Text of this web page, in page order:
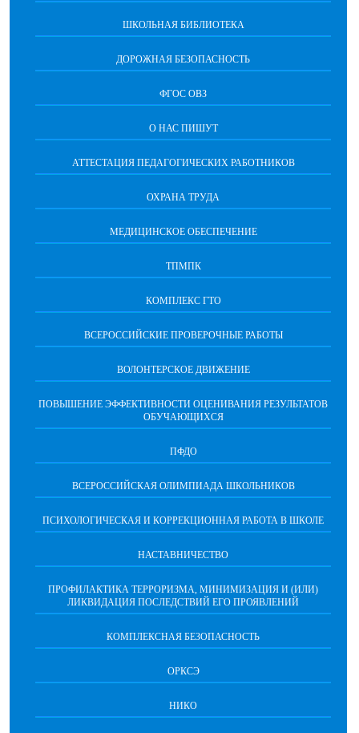
ШКОЛЬНАЯ БИБЛИОТЕКА
ДОРОЖНАЯ БЕЗОПАСНОСТЬ
ФГОС ОВЗ
О НАС ПИШУТ
АТТЕСТАЦИЯ ПЕДАГОГИЧЕСКИХ РАБОТНИКОВ
ОХРАНА ТРУДА
МЕДИЦИНСКОЕ ОБЕСПЕЧЕНИЕ
ТПМПК
КОМПЛЕКС ГТО
ВСЕРОССИЙСКИЕ ПРОВЕРОЧНЫЕ РАБОТЫ
ВОЛОНТЕРСКОЕ ДВИЖЕНИЕ
ПОВЫШЕНИЕ ЭФФЕКТИВНОСТИ ОЦЕНИВАНИЯ РЕЗУЛЬТАТОВ
ОБУЧАЮЩИХСЯ
ПФДО
ВСЕРОССИЙСКАЯ ОЛИМПИАДА ШКОЛЬНИКОВ
ПСИХОЛОГИЧЕСКАЯ И КОРРЕКЦИОННАЯ РАБОТА В ШКОЛЕ
НАСТАВНИЧЕСТВО
ПРОФИЛАКТИКА ТЕРРОРИЗМА, МИНИМИЗАЦИЯ И (ИЛИ)
ЛИКВИДАЦИЯ ПОСЛЕДСТВИЙ ЕГО ПРОЯВЛЕНИЙ
КОМПЛЕКСНАЯ БЕЗОПАСНОСТЬ
ОРКСЭ
НИКО